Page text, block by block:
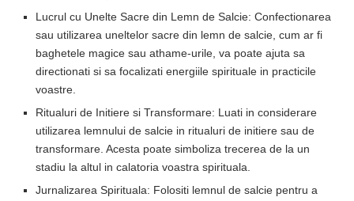
Lucrul cu Unelte Sacre din Lemn de Salcie: Confectionarea
sau utilizarea uneltelor sacre din lemn de salcie, cum ar fi
baghetele magice sau athame-urile, va poate ajuta sa
directionati si sa focalizati energiile spirituale in practicile
voastre.
Ritualuri de Initiere si Transformare: Luati in considerare
utilizarea lemnului de salcie in ritualuri de initiere sau de
transformare. Acesta poate simboliza trecerea de la un
stadiu la altul in calatoria voastra spirituala.
Jurnalizarea Spirituala: Folositi lemnul de salcie pentru a